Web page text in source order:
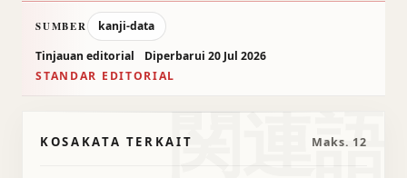
SUMBER
kanji-data
Tinjauan editorial
Diperbarui 20 Jul 2026
STANDAR EDITORIAL
関連語
KOSAKATA TERKAIT Maks. 12